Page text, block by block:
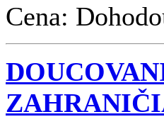
Cena: